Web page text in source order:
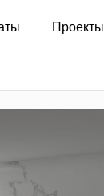
Проекты
душевая дверь